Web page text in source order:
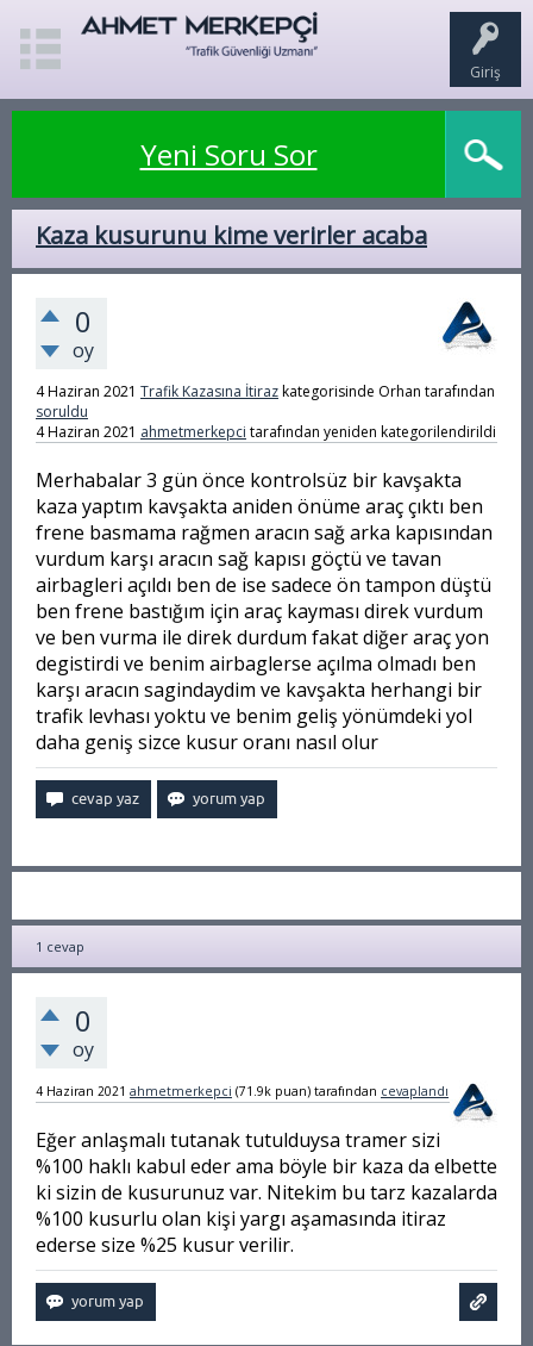
Giriş
Yeni Soru Sor
Kaza kusurunu kime verirler acaba
0
oy
4 Haziran 2021 Trafik Kazasına İtirazkategorisinde Orhan tarafından
soruldu
4 Haziran 2021 ahmetmerkepci tarafından yeniden kategorilendirildi
Merhabalar 3 gün önce kontrolsüz bir kavşakta
kaza yaptım kavşakta aniden önüme araç çıktı ben
frene basmama rağmen aracın sağ arka kapısından
vurdum karşı aracın sağ kapısı göçtü ve tavan
airbagleri açıldı ben de ise sadece ön tampon düştü
ben frene bastığım için araç kayması direk vurdum
ve ben vurma ile direk durdum fakat diğer araç yon
degistirdi ve benim airbaglerse açılma olmadı ben
karşı aracın sagindaydim ve kavşakta herhangi bir
trafik levhası yoktu ve benim geliş yönümdeki yol
daha geniş sizce kusur oranı nasıl olur
1 cevap
0
oy
4 Haziran 2021 ahmetmerkepci (71.9k puan) tarafından cevaplandı
Eğer anlaşmalı tutanak tutulduysa tramer sizi
%100 haklı kabul eder ama böyle bir kaza da elbette
ki sizin de kusurunuz var. Nitekim bu tarz kazalarda
%100 kusurlu olan kişi yargı aşamasında itiraz
ederse size %25 kusur verilir.